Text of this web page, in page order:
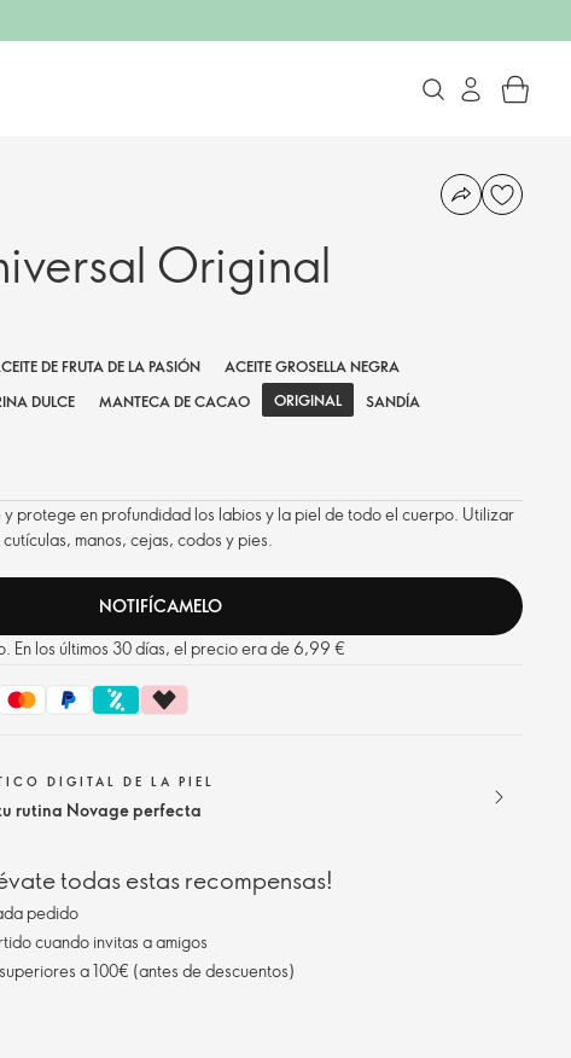
Original
DE FRUTA DE LA PASIÓN
ACEITE GROSELLA NEGRA
DULCE MANTECA DE CACAO ORIGINAL SANDÍA
y protege en profundidad los labios y la piel de todo el cuerpo. Utilizar
manos, cejas, codos y pies.
NOTIFÍCAMELO
En los últimos 30 días, el precio era de 6,99 €
DIGITAL DE LA PIEL
rutina Novage perfecta
todas estas recompensas!
pedido
cuando invitas a amigos
a 100€ (antes de descuentos)